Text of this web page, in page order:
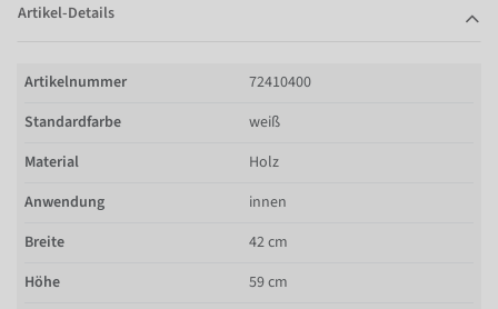
Artikel-Details
Artikelnummer
72410400
Standardfarbe
weiß
Material
Holz
Anwendung
innen
Breite
42 cm
Höhe
59 cm